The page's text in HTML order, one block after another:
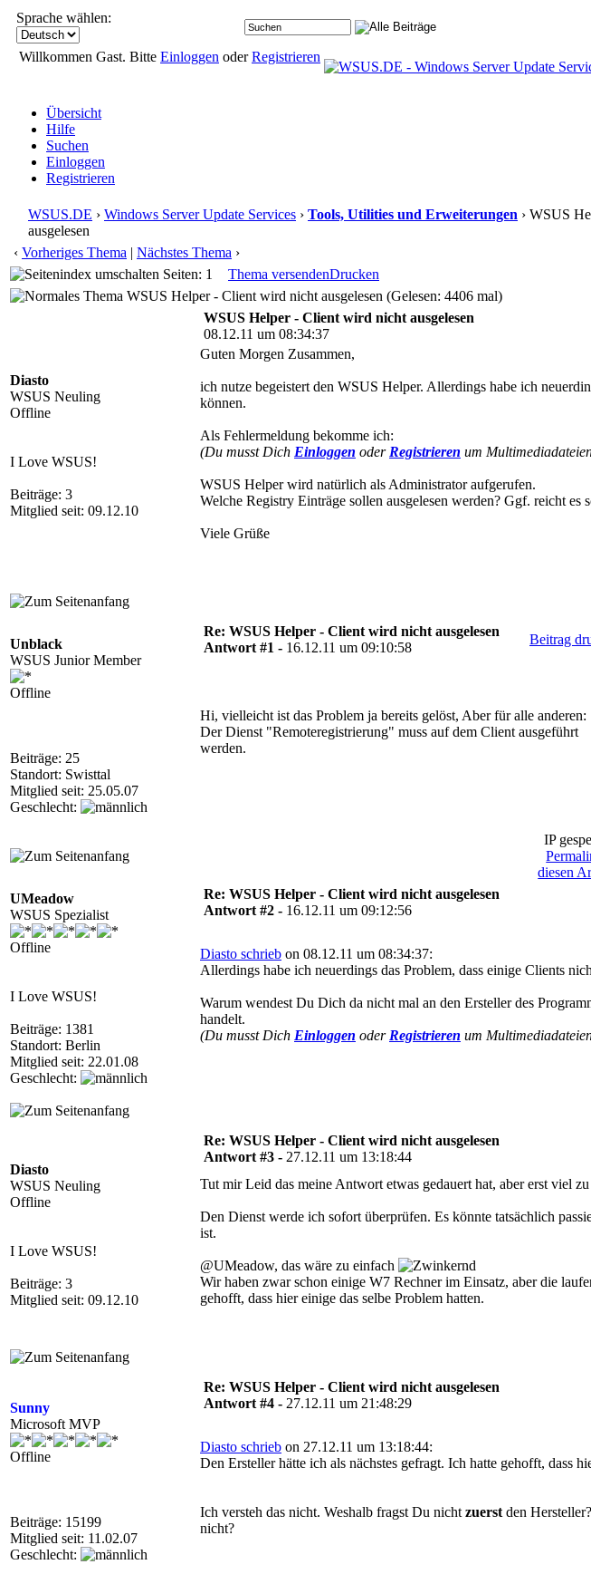
Sprache wählen:
Willkommen Gast. Bitte Einloggen oderRegistrieren
Übersicht
Hilfe
Suchen
Einloggen
Registrieren
WSUS.DE › Windows Server Update Services › Tools, Utilities und Erweiterungen › WSUS
ausgelesen
‹ Vorheriges Thema | Nächstes Thema ›
Seiten: 1
Thema versendenDrucken
WSUS Helper - Client wird nicht ausgelesen (Gelesen: 4406 mal)
Diasto
WSUS Neuling
Offline
I Love WSUS!
Beiträge: 3
Mitglied seit: 09.12.10
WSUS Helper - Client wird nicht ausgelesen
08.12.11 um 08:34:37
Guten Morgen Zusammen,
ich nutze begeistert den WSUS Helper. Allerdings habe ich
können.
Als Fehlermeldung bekomme ich:
(Du musst Dich Einloggen oder Registrieren um
WSUS Helper wird natürlich als Administrator aufgerufen.
Welche Registry Einträge sollen ausgelesen werden? Ggf. reicht
Viele Grüße
Unblack
WSUS Junior Member
Offline
Beiträge: 25
Standort: Swisttal
Mitglied seit: 25.05.07
Geschlecht:
Re: WSUS Helper - Client wird nicht ausgelesen
Antwort #1 - 16.12.11 um 09:10:58
Beitrag
Hi, vielleicht ist das Problem ja bereits gelöst, Aber für alle anderen:
Der Dienst "Remoteregistrierung" muss auf dem Client ausgeführt
werden.
IP
diesen
UMeadow
WSUS Spezialist
Offline
I Love WSUS!
Beiträge: 1381
Standort: Berlin
Mitglied seit: 22.01.08
Geschlecht:
Re: WSUS Helper - Client wird nicht ausgelesen
Antwort #2 - 16.12.11 um 09:12:56
Diasto schrieb on 08.12.11 um 08:34:37:
Allerdings habe ich neuerdings das Problem, dass einige Clients
Warum wendest Du Dich da nicht mal an den Ersteller des
handelt.
(Du musst Dich Einloggen oder Registrieren um
Diasto
WSUS Neuling
Offline
I Love WSUS!
Beiträge: 3
Mitglied seit: 09.12.10
Re: WSUS Helper - Client wird nicht ausgelesen
Antwort #3 - 27.12.11 um 13:18:44
Tut mir Leid das meine Antwort etwas gedauert hat, aber erst viel
Den Dienst werde ich sofort überprüfen. Es könnte tatsächlich
ist.
@UMeadow, das wäre zu einfach
Wir haben zwar schon einige W7 Rechner im Einsatz, aber die
gehofft, dass hier einige das selbe Problem hatten.
Sunny
Microsoft MVP
Offline
Beiträge: 15199
Mitglied seit: 11.02.07
Geschlecht:
Re: WSUS Helper - Client wird nicht ausgelesen
Antwort #4 - 27.12.11 um 21:48:29
Diasto schrieb on 27.12.11 um 13:18:44:
Den Ersteller hätte ich als nächstes gefragt. Ich hatte gehofft, dass
Ich versteh das nicht. Weshalb fragst Du nicht zuerst den
nicht?